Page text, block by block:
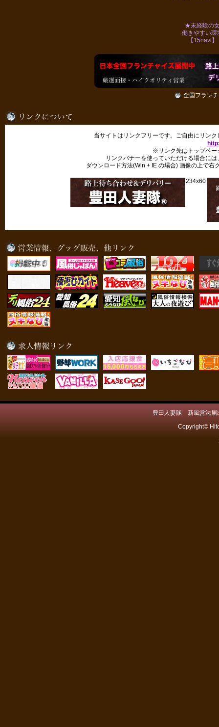
★未経験の
働きやすい環
【15navi
全国フラン
当サイトはリンクフリーです。ご自由にリン
※リンク先はトップペー
リンクバナーを使っていただける場合に
ダウンロード方法(Win + IE の場合) 画像の上で
234x60
豊田人妻隊 新風営法
Copyright©